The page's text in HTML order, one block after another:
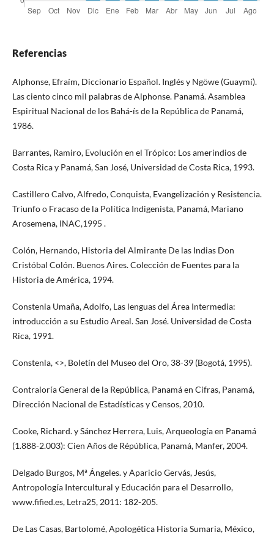
Referencias
Alphonse, Efraím, Diccionario Español. Inglés y Ngöwe (Guaymí).
Las ciento cinco mil palabras de Alphonse. Panamá. Asamblea
Espiritual Nacional de los Bahá-ís de la República de Panamá,
1986.
Barrantes, Ramiro, Evolución en el Trópico: Los amerindios de
Costa Rica y Panamá, San José, Universidad de Costa Rica, 1993.
Castillero Calvo, Alfredo, Conquista, Evangelización y Resistencia.
Triunfo o Fracaso de la Política Indigenista, Panamá, Mariano
Arosemena, INAC,1995 .
Colón, Hernando, Historia del Almirante De las Indias Don
Cristóbal Colón. Buenos Aires. Colección de Fuentes para la
Historia de América, 1994.
Constenla Umaña, Adolfo, Las lenguas del Área Intermedia:
introducción a su Estudio Areal. San José. Universidad de Costa
Rica, 1991.
Constenla, <>, Boletín del Museo del Oro, 38-39 (Bogotá, 1995).
Contraloría General de la República, Panamá en Cifras, Panamá,
Dirección Nacional de Estadísticas y Censos, 2010.
Cooke, Richard. y Sánchez Herrera, Luis, Arqueología en Panamá
(1.888-2.003): Cien Años de Répública, Panamá, Manfer, 2004.
Delgado Burgos, Mª Ángeles. y Aparicio Gervás, Jesús,
Antropología Intercultural y Educación para el Desarrollo,
www.fified.es, Letra25, 2011: 182-205.
De Las Casas, Bartolomé, Apologética Historia Sumaria, México,